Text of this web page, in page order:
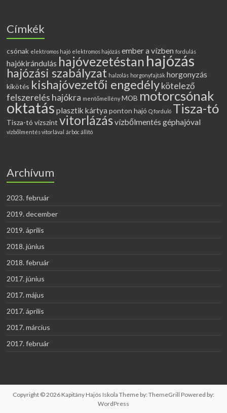
Címkék
csónak elektromos hajó elektromos hajózás ember a vízben fordulás
hajókirándulás hajóvezetéstan hajózás
hajózási szabályzat halzolás horgonyfajták horgonyzás
kikötés kishajóvezetői engedélykötelező
felszerelés hajókra mentőmellény MOB motorcsónak
oktatás plasztik kártya ponton hajó Q forduló Tisza-tó
Tisza-tó vízszint vitorlázásvízbőlmentés géphajóval
vízbőlmentés vitorlával árbóc állító
Archívum
2023. február
2019. december
2019. április
2018. június
2018. február
2017. június
2017. május
2017. április
2017. március
2017. február
Copyright © 2026 Kapitány Hajós Iskola Theme by: ThemeGrill Powered by:
WordPress